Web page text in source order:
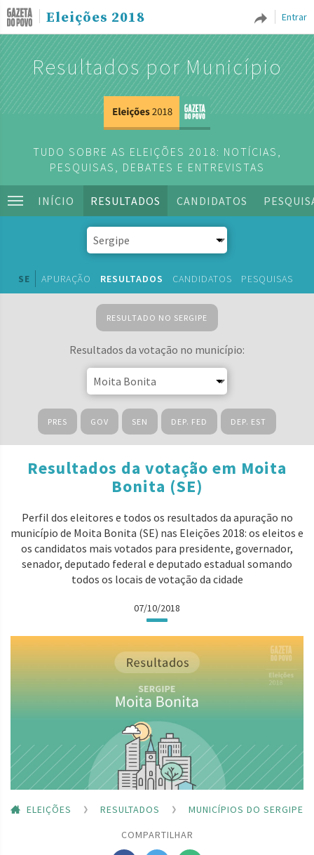
Entrar
Eleições 2018
Resultados por Município
TUDO SOBRE AS ELEIÇÕES 2018: NOTÍCIAS,
PESQUISAS, DEBATES E ENTREVISTAS
INÍCIO RESULTADOS CANDIDATOS
SE APURAÇÃO RESULTADOS CANDIDATOS PESQUISAS
RESULTADO NO SERGIPE
Resultados da votação no município:
PRES GOV SEN DEP. FED DEP. EST
Resultados da votação em Moita
Bonita (SE)
Perfil dos eleitores e todos os resultados da apuração no
município de Moita Bonita (SE) nas Eleições 2018: os eleitos e
os candidatos mais votados para presidente, governador,
senador, deputado federal e deputado estadual somando
todos os locais de votação da cidade
07/10/2018
ELEIÇÕES RESULTADOS
MUNICÍPIOS DO SERGIPE
COMPARTILHAR